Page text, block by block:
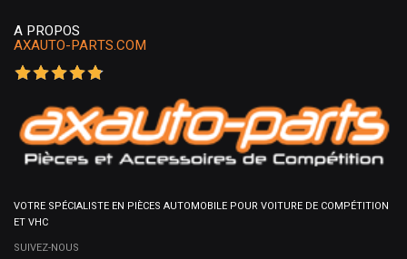
A PROPOS
AXAUTO-PARTS.COM
VOTRE SPÉCIALISTE EN PIÈCES AUTOMOBILE POUR VOITURE DE COMPÉTITION
ET VHC
SUIVEZ-NOUS